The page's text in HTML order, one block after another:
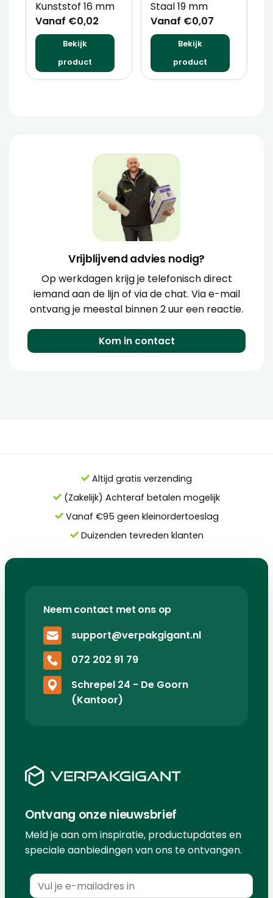
Kunststof 16 mm
Vanaf €0,02
Bekijk
product
Staal 19 mm
Vanaf €0,07
Bekijk
product
Vrijblijvend advies nodig?
Op werkdagen krijg je telefonisch direct
iemand aan de lijn of via de chat. Via e-mail
ontvang je meestal binnen 2 uur een reactie.
Kom in contact
Altijd gratis verzending
(Zakelijk) Achteraf betalen mogelijk
Vanaf €95 geen kleinordertoeslag
Duizenden tevreden klanten
Neem contact met ons op
support@verpakgigant.nl
072 202 91 79
Schrepel 24 - De Goorn
(Kantoor)
Ontvang onze nieuwsbrief
Meld je aan om inspiratie, productupdates en
speciale aanbiedingen van ons te ontvangen.